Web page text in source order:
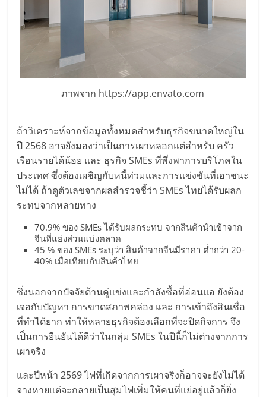
ศูนย์
แฟ
ไชส์
พร้อม
ทำเล
สำหรับ
เปิด
ร้าน
ปรึกษา
บริการ
แฟ
รน
ไชส์"
ภาพจาก https://app.envato.com
ถ้าวิเคราะห์จากข้อมูลทั้งหมดสำหรับธุรกิจขนาดใหญ่ใน
ปี 2568 อาจยังมองว่าเป็นการเผาหลอกแต่สำหรับ ครัว
เรือนรายได้น้อย และ ธุรกิจ SMEs ที่พึ่งพาการบริโภคใน
ประเทศ ซึ่งต้องเผชิญกับหนี้ท่วมและการแข่งขันที่เอาชนะ
ไม่ได้ ถ้าดูตัวเลขจากผลสำรวจชี้ว่า SMEs ไทยได้รับผลก
ระทบจากหลายทาง
70.9% ของ SMEs ได้รับผลกระทบ จากสินค้านำเข้าจาก
จีนที่แย่งส่วนแบ่งตลาด
45 % ของ SMEs ระบุว่า สินค้าจากจีนมีราคา ต่ำกว่า 20-
40% เมื่อเทียบกับสินค้าไทย
ซึ่งนอกจากปัจจัยด้านคู่แข่งและกำลังซื้อที่อ่อนแอ ยังต้อง
เจอกับปัญหา การขาดสภาพคล่อง และ การเข้าถึงสินเชื่อ
ที่ทำได้ยาก ทำให้หลายธุรกิจต้องเลือกที่จะปิดกิจการ จึง
เป็นการยืนยันได้ดีว่าในกลุ่ม SMEs ในปีนี้ก็ไม่ต่างจากการ
เผาจริง
และปีหน้า 2569 ไฟที่เกิดจากการเผาจริงก็อาจจะยังไม่ได้
จางหายแต่จะกลายเป็นสุมไฟเพิ่มให้คนที่แย่อยู่แล้วก็ยิ่ง